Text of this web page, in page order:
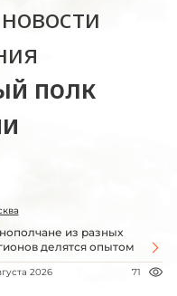
полк
из разных
делятся опытом
2026 71